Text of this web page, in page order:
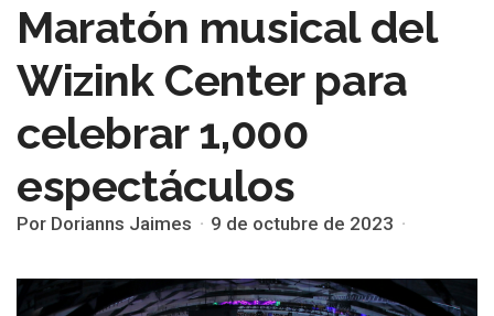
Maratón musical del
Wizink Center para
celebrar 1,000
espectáculos
Por Dorianns Jaimes 9 de octubre de 2023